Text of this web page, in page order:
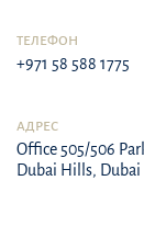
ТЕЛЕФОН
+971 58 588 1775
АДРЕС
Office 505/506
Dubai Hills, Dubai